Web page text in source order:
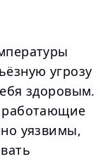
угрозу
здоровым.
уязвимы,